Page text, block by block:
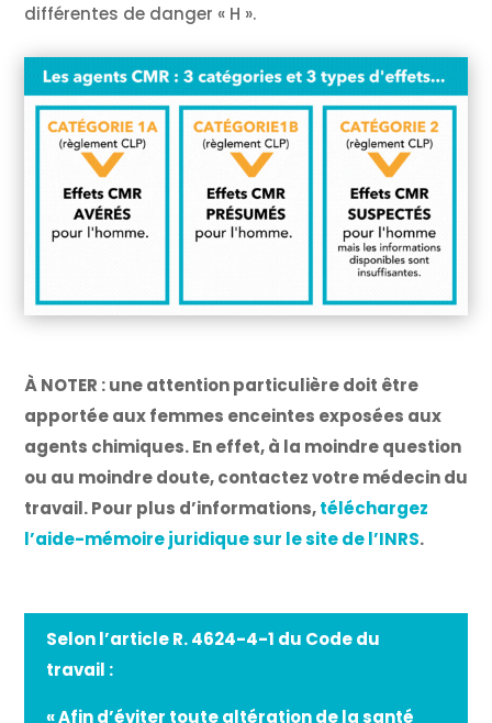
différentes de danger « H ».
À NOTER : une attention particulière doit être
apportée aux femmes enceintes exposées aux
agents chimiques. En effet, à la moindre question
ou au moindre doute, contactez votre médecin du
travail. Pour plus d’informations,téléchargez
l’aide-mémoire juridique sur le site de l’INRS.
Selonl’article R. 4624-4-1 du Code du
travail :
« Afin d’éviter toute altération de la santé